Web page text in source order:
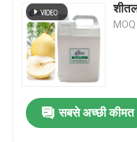
खाद्य पदार्थों के स्वाद
स्वाद और सुगंध
सिंथेटिक स्वाद
सबसे अच्छी कीमत